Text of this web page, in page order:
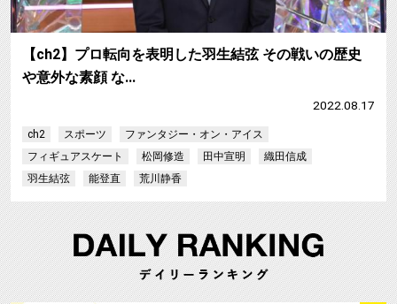
【ch2】プロ転向を表明した羽生結弦 その戦いの歴史
や意外な素顔 な…
2022.08.17
ch2 スポーツ
ファンタジー・オン・アイス
フィギュアスケート
松岡修造 田中宣明
織田信成
羽生結弦
能登直 荒川静香